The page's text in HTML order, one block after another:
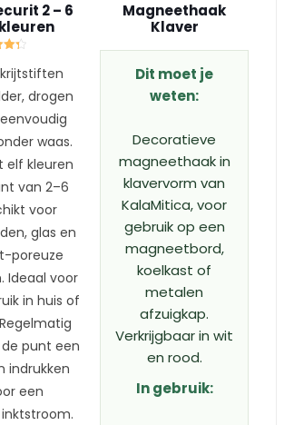
2 – 6
kleuren
drogen
waas.
elf kleuren
van 2–6
voor
glas en
poreuze
Ideaal voor
in huis of
punt een
indrukken
een
Magneethaak
Klaver
Dit moet je
weten:
Decoratieve
magneethaak in
klavervorm van
KalaMitica, voor
gebruik op een
magneetbord,
koelkast of
metalen
afzuigkap.
Verkrijgbaar in wit
en rood.
In gebruik: